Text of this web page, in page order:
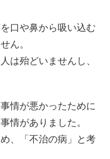
口や鼻から吸い込む
ん。
は殆どいませんし、
情が悪かったために
情がありました。
、「不治の病」と考